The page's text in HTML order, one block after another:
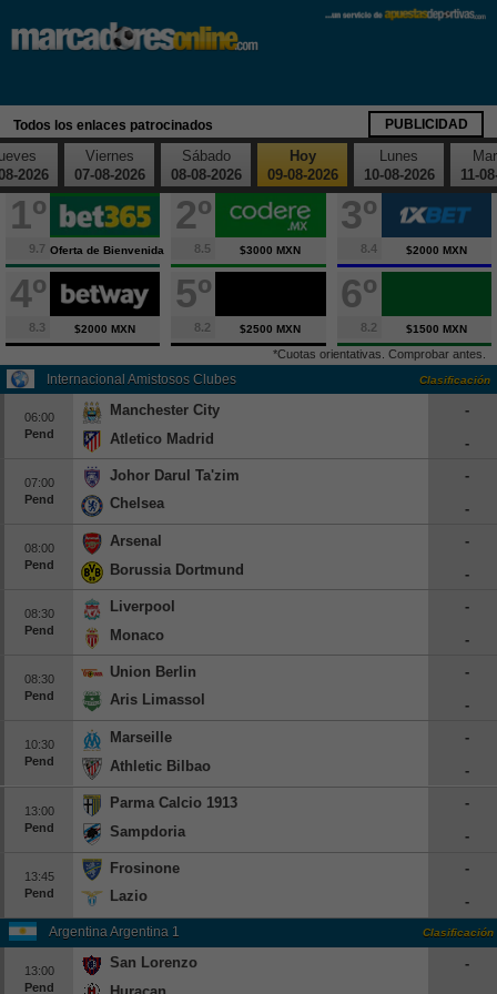
Todos los enlaces patrocinados PUBLICIDAD
2026
Viernes
07-08-2026
Sábado
08-08-2026
Hoy
09-08-2026
Lunes
10-08-2026
11-
1º
9.7 Oferta de Bienvenida
2º
8.5 $3000 MXN
3º
8.4 $2000 MXN
4º
8.3 $2000 MXN
5º
8.2 $2500 MXN
6º
8.2 $1500 MXN
*Cuotas orientativas. Comprobar antes.
Internacional Amistosos Clubes Clasificación
06:00
Pend
Manchester City
Atletico Madrid
-
-
07:00
Pend
Johor Darul Ta'zim
Chelsea
-
-
08:00
Pend
Arsenal
Borussia Dortmund
-
-
08:30
Pend
Liverpool
Monaco
-
-
08:30
Pend
Union Berlin
Aris Limassol
-
-
10:30
Pend
Marseille
Athletic Bilbao
-
-
13:00
Pend
Parma Calcio 1913
Sampdoria
-
-
13:45
Pend
Frosinone
Lazio
-
-
Argentina Argentina 1 Clasificación
13:00
Pend
San Lorenzo
-
X
España
Primera División
Segunda División
Segunda B
Tercera División
Copa del Rey
Supercopa España
Europa
Premier League
Serie A
Bundesliga
Champions League
Europa League
Supercopa Europa
Partidos amistosos
Partidos televisados
Baloncesto
Europa
Eurocup
ACB
Estados Unidos
NBA
Tenis